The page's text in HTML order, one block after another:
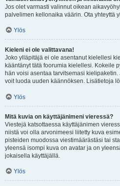
Jos olet varmasti valinnut oikean
palvelimen kellonaika väärin. Ota yhteyttä
Ylös
Kieleni ei ole valittavana!
Joko ylläpitäjä ei ole asentanut kielellesi
kääntänyt tätä foorumia kielellesi. Kokeile
hän voisi asentaa tarvitsemasi
voit luoda uuden käännöksen. Lisätietoja
Ylös
Mitä kuvia on käyttäjänimeni vieressä?
Viestejä katsottaessa käyttäjänimen
niistä voi olla arvonimeesi liitetty kuva
pisteiden muodossa viestimäärästäsi tai
yleensä isompi kuva on avatar ja on
jokaisella käyttäjällä.
Ylös